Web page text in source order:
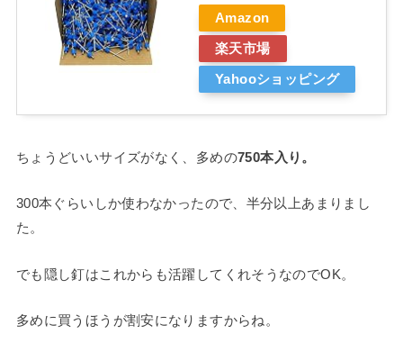
Amazon
楽天市場
Yahooショッピング
ちょうどいいサイズがなく、多めの750本入り。
300本ぐらいしか使わなかったので、半分以上あまりまし
た。
でも隠し釘はこれからも活躍してくれそうなのでOK。
多めに買うほうが割安になりますからね。